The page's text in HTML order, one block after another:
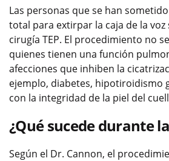
Las personas que se han
total para extirpar la caja de la voz
cirugía TEP. El procedimiento no
quienes tienen una función
afecciones que inhiben la
ejemplo, diabetes, hipotiroidismo
con la integridad de la piel del
¿Qué sucede durante
Según el Dr. Cannon, el